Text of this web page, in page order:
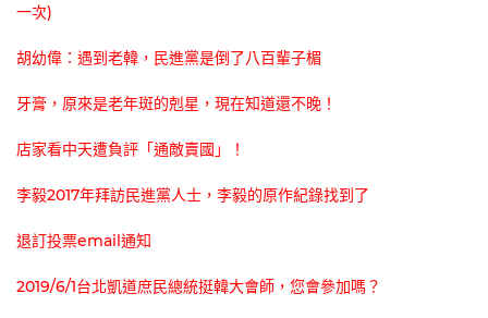
一次)
胡幼偉：遇到老韓，民進黨是倒了八百輩子楣
牙膏，原來是老年斑的剋星，現在知道還不晚！
店家看中天遭負評「通敵賣國」！
李毅2017年拜訪民進黨人士，李毅的原作紀錄找到了
退訂投票email通知
2019/6/1台北凱道庶民總統挺韓大會師，您會參加嗎？